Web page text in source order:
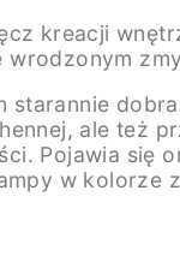
kreacji
ale też
Pojawia się
w